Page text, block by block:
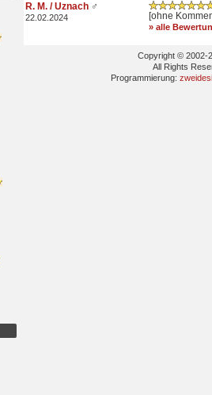
R. M. / Uznach ♂
22.02.2024 [ohne
» alle
Copyright © 2002-
All Rights
Programmierung: